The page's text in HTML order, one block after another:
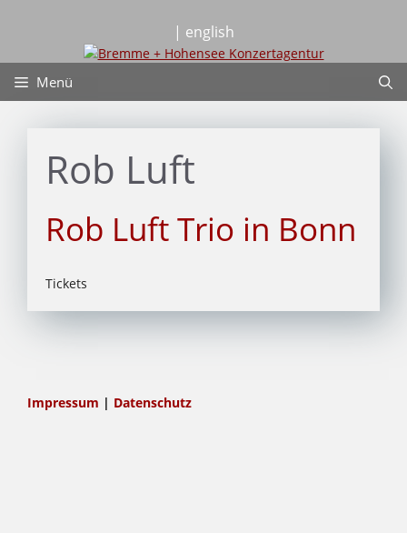
| english
Menü
Rob Luft
Rob Luft Trio in Bonn
Tickets
Impressum | Datenschutz